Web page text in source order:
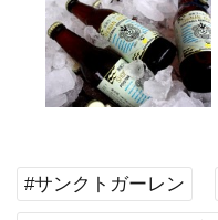
#サンクトガーレン